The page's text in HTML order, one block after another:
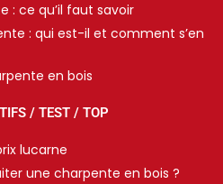
: ce qu’il faut savoir
: qui est-il et comment s’en
en bois
/ TEST / TOP
lucarne
une charpente en bois ?